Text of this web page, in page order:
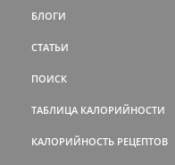
БЛОГИ
СТАТЬИ
ПОИСК
ТАБЛИЦА КАЛОРИЙНОСТИ
КАЛОРИЙНОСТЬ РЕЦЕПТОВ